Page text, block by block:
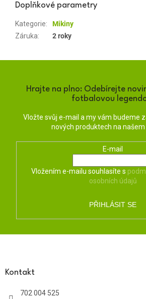
Doplňkové parametry
Kategorie:
Mikiny
Záruka: 2 roky
Hrajte na plno: Odebírejte
fotbalovou
Vložte svůj e-mail a my vám budeme
nových produktech na našem
E-mail
Vložením e-mailu souhlasíte s
osobních údajů
PŘIHLÁSIT SE
Kontakt
702 004 525